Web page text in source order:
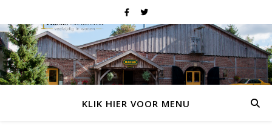
KLIK HIER VOOR MENU